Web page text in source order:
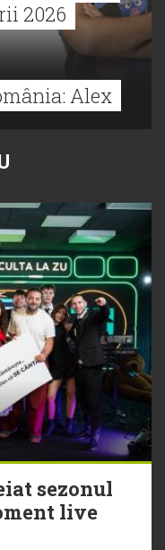
2026
Alex
Monstru Al
vine
x DJ
Rose -
sezonul
live